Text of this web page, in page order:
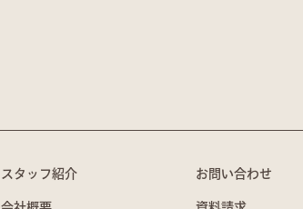
スタッフ紹介 お問い合わせ